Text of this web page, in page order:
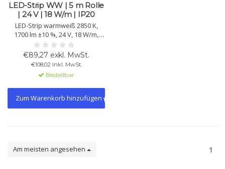
LED-Strip WW | 5 m Rolle
| 24 V | 18 W/m | IP20
LED-Strip warmweiß 2850 K,
1700 lm ±10 %, 24 V, 18 W/m,
IP20. CRI >90, 102 Chips/m, 2835
SMD, Lebensdauer >50.000 h,
3M-Klebeband. 5-m-Rolle für
stimmungsvolle
Innenbeleuchtung.
€89,27 exkl. MwSt.
€108,02 Inkl. MwSt.
Bestellbar
Zum Warenkorb hinzufügen
Am meisten angesehen 1